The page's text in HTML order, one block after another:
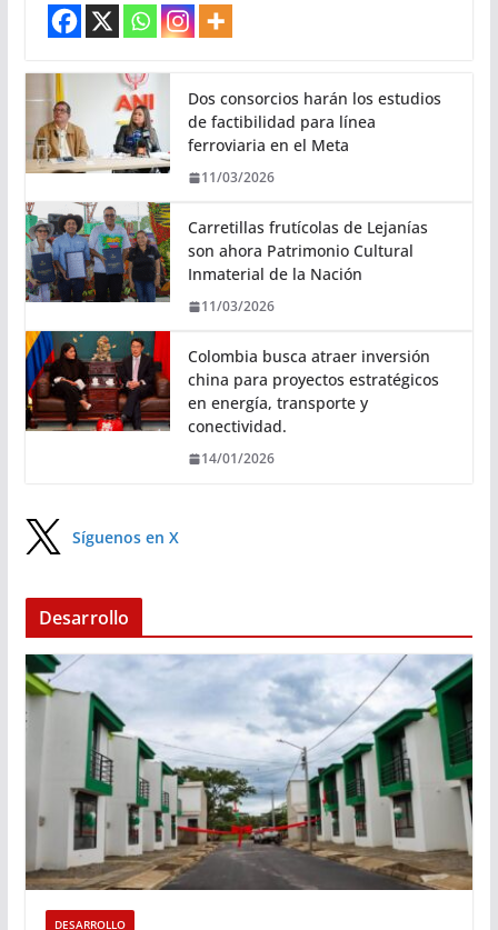
Dos consorcios harán los estudios
de factibilidad para línea
ferroviaria en el Meta
11/03/2026
Carretillas frutícolas de Lejanías
son ahora Patrimonio Cultural
Inmaterial de la Nación
11/03/2026
Colombia busca atraer inversión
china para proyectos estratégicos
en energía, transporte y
conectividad.
14/01/2026
Síguenos en X
Desarrollo
DESARROLLO